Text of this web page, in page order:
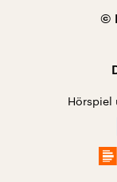
©
Hörspiel